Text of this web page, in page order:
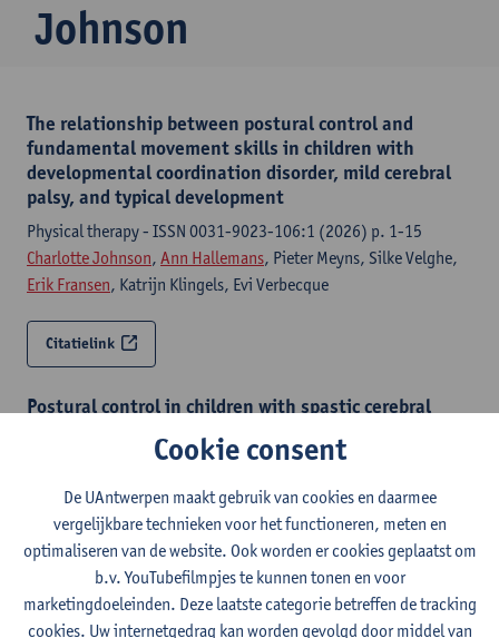
Johnson
The relationship between postural control and
fundamental movement skills in children with
developmental coordination disorder, mild cerebral
palsy, and typical development
Physical therapy - ISSN 0031-9023-106:1 (2026) p. 1-15
Charlotte Johnson, Ann Hallemans, Pieter Meyns, Silke Velghe,
Erik Fransen, Katrijn Klingels, Evi Verbecque
Citatielink
Postural control in children with spastic cerebral
Pediatric research - ISSN 0031-3998- (2026) p.
Nina Jacobs, Simona Fiori, Andrea Guzzetta, Kaat Desloovere,
Charlotte Johnson,Ann Hallemans, Els Ortibus, Pieter Meyns
Citatielink
Cookie consent
De UAntwerpen maakt gebruik van cookies en daarmee
vergelijkbare technieken voor het functioneren, meten en
optimaliseren van de website. Ook worden er cookies geplaatst om
b.v. YouTubefilmpjes te kunnen tonen en voor
marketingdoeleinden. Deze laatste categorie betreffen de tracking
cookies. Uw internetgedrag kan worden gevolgd door middel van